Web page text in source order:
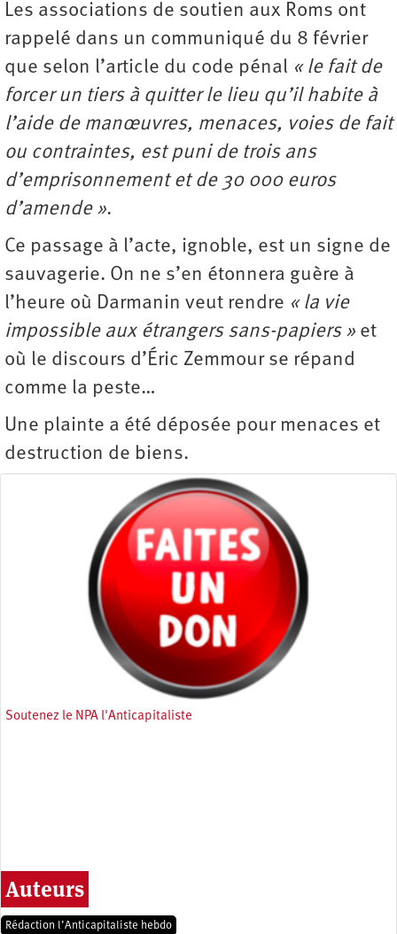
Les associations de soutien aux Roms ont
rappelé dans un communiqué du 8 février
que selon l’article du code pénal « le fait de
forcer un tiers à quitter le lieu qu’il habite à
l’aide de manœuvres, menaces, voies de fait
ou contraintes, est puni de trois ans
d’emprisonnement et de 30 000 euros
d’amende ».
Ce passage à l’acte, ignoble, est un signe de
sauvagerie. On ne s’en étonnera guère à
l’heure où Darmanin veut rendre « la vie
impossible aux étrangers sans-papiers » et
où le discours d’Éric Zemmour se répand
comme la peste…
Une plainte a été déposée pour menaces et
destruction de biens.
Soutenez le NPA l'Anticapitaliste
Auteurs
Rédaction l’Anticapitaliste hebdo